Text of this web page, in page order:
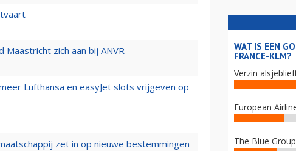
zich aan bij ANVR
Lufthansa en easyJet slots vrijgeven op
zet in op nieuwe bestemmingen
WAT IS EEN
FRANCE-KLM?
Verzin
European
The Blue Group